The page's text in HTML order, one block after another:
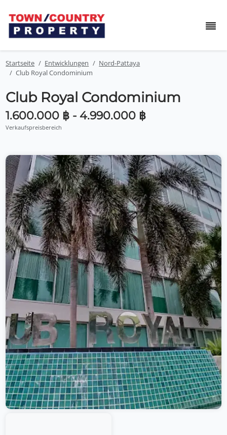
Startseite Entwicklungen
Nord-Pattaya
Club Royal Condominium
Club Royal Condominium
1.600.000 ฿ - 4.990.000 ฿
Verkaufspreisbereich